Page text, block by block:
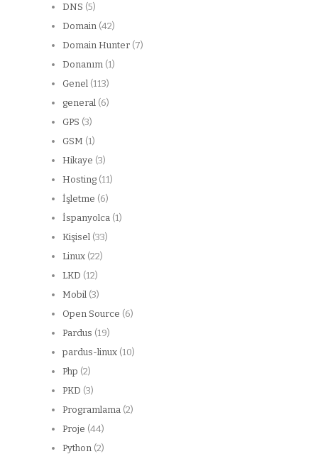
DNS (5)
Domain (42)
Domain Hunter (7)
Donanım (1)
Genel (113)
general (6)
GPS (3)
GSM (1)
Hikaye (3)
Hosting (11)
İşletme (6)
İspanyolca (1)
Kişisel (33)
Linux (22)
LKD (12)
Mobil (3)
Open Source (6)
Pardus (19)
pardus-linux (10)
Php (2)
PKD (3)
Programlama (2)
Proje (44)
Python (2)